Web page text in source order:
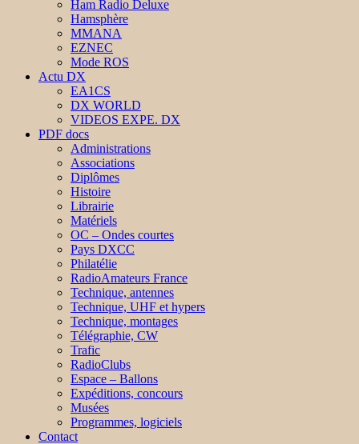
Ham Radio Deluxe
Hamsphère
MMANA
EZNEC
Mode ROS
Actu DX
EA1CS
DX WORLD
VIDEOS EXPE. DX
PDF docs
Administrations
Associations
Diplômes
Histoire
Librairie
Matériels
OC – Ondes courtes
Pays DXCC
Philatélie
RadioAmateurs France
Technique, antennes
Technique, UHF et hypers
Technique, montages
Télégraphie, CW
Trafic
RadioClubs
Espace – Ballons
Expéditions, concours
Musées
Programmes, logiciels
Contact